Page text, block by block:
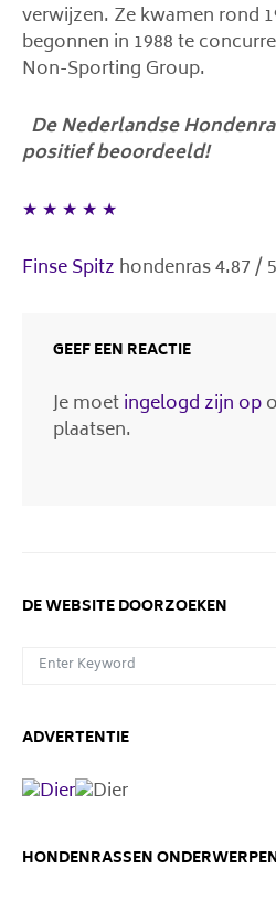
verwijzen. Ze kwamen rond
begonnen in 1988 te
Non-Sporting Group.
De Nederlandse
positief beoordeeld!
★ ★ ★ ★ ★
Finse Spitz hondenras4.87/5
GEEF EEN REACTIE
Je moetingelogd zijn op
plaatsen.
DE WEBSITE DOORZOEKEN
SEARCH FOR:
ADVERTENTIE
HONDENRASSEN